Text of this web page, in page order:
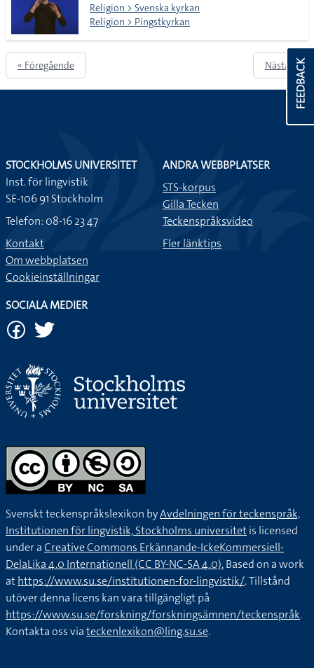
Religion > Svenska kyrkan
Religion > Pingstkyrkan
« Föregående Nästa » FEEDBACK
STOCKHOLMS UNIVERSITET
Inst. för lingvistik
SE-106 91 Stockholm
Telefon: 08-16 23 47
Kontakt
Om webbplatsen
Cookieinställningar
ANDRA WEBBPLATSER
STS-korpus
Gilla Tecken
Teckenspråksvideo
Fler länktips
SOCIALA MEDIER
Svenskt teckenspråkslexikon byAvdelningen för teckenspråk,
Institutionen för lingvistik, Stockholms universitetis licensed
under aCreative Commons Erkännande-IckeKommersiell-
DelaLika 4.0 Internationell (CC BY-NC-SA 4.0).Based on a work
athttps://www.su.se/institutionen-for-lingvistik/. Tillstånd
utöver denna licens kan vara tillgängligt på
https://www.su.se/forskning/forskningsämnen/teckenspråk.
Kontakta oss viateckenlexikon@ling.su.se.